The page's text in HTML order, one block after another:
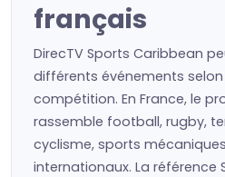
français
DirecTV Sports Caribbean
différents événements
compétition. En France, le
rassemble football, rugby,
cyclisme, sports
internationaux. La référence